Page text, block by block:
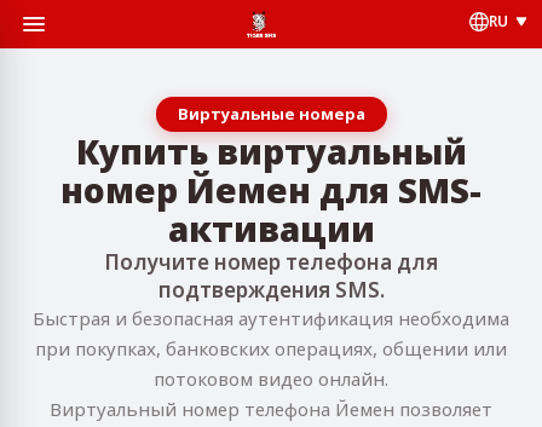
RU
Виртуальные номера
Купить виртуальный
номер Йемен для SMS-
активации
Получите номер телефона для
подтверждения SMS.
Быстрая и безопасная аутентификация необходима
при покупках, банковских операциях, общении или
потоковом видео онлайн.
Виртуальный номер телефона Йемен позволяет